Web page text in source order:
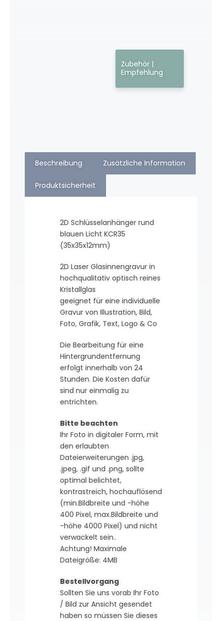
Zubehör |
Empfehlung
Beschreibung Zusätzliche Information
Produktsicherheit
2D Schlüsselanhänger rund
blauen Licht KCR35
(35x35x12mm)
2D Laser Glasinnengravur in
hochqualitativ optisch reines
Kristallglas
geeignet für eine individuelle
Gravur von Illustration, Bild,
Foto, Grafik, Text, Logo & Co
Die Bearbeitung für eine
Hintergrundentfernung
erfolgt innerhalb von 24
Stunden. Die Kosten dafür
sind nur einmalig zu
entrichten.
Bitte beachten
Ihr Foto in digitaler Form, mit
den erlaubten
Dateierweiterungen .jpg,
.jpeg, .gif und .png, sollte
optimal belichtet,
kontrastreich, hochauflösend
(min.Bildbreite und -höhe
400 Pixel, max.Bildbreite und
-höhe 4000 Pixel) und nicht
verwackelt sein..
Achtung! Maximale
Dateigröße: 4MB
Bestellvorgang
Sollten Sie uns vorab Ihr Foto
/ Bild zur Ansicht gesendet
haben so müssen Sie dieses